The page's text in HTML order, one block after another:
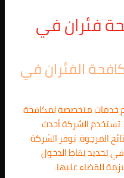
فئران في
الفئران في
خدمات متخصصة لمكافحة
تستخدم الشركة أحدث
المرجوة. توفر الشركة
في تحديد نقاط الدخول
للقضاء عليها.